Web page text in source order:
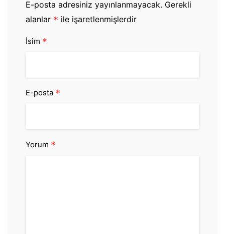
E-posta adresiniz yayınlanmayacak. Gerekli
alanlar * ile işaretlenmişlerdir
İsim *
E-posta *
Yorum *